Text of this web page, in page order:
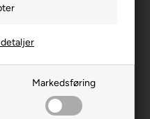
Markedsføring
| LD88WMM65
planoDesign (80 cm)